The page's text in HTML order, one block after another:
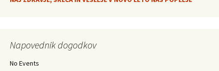
Napovednik dogodkov
No Events